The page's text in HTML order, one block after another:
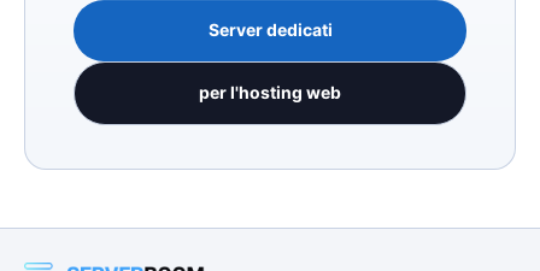
Server dedicati
per l'hosting web